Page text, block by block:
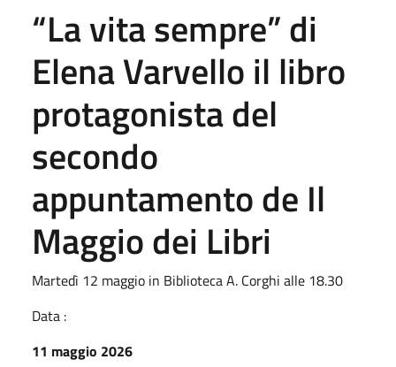
“La vita sempre” di
Elena Varvello il libro
protagonista del
secondo
appuntamento de Il
Maggio dei Libri
Martedì 12 maggio in Biblioteca A. Corghi alle 18.30
Data :
11 maggio 2026